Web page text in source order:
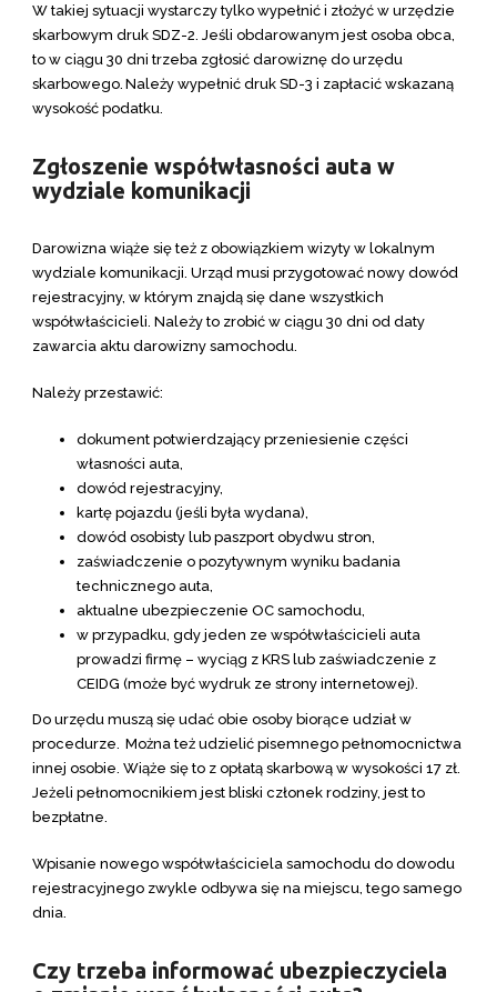
W takiej sytuacji wystarczy tylko wypełnić i złożyć w urzędzie
skarbowym druk SDZ-2. Jeśli obdarowanym jest osoba obca,
to w ciągu 30 dni trzeba zgłosić darowiznę do urzędu
skarbowego. Należy wypełnić druk SD-3 i zapłacić wskazaną
wysokość podatku.
Zgłoszenie współwłasności auta w
wydziale komunikacji
Darowizna wiąże się też z obowiązkiem wizyty w lokalnym
wydziale komunikacji. Urząd musi przygotować nowy dowód
rejestracyjny, w którym znajdą się dane wszystkich
współwłaścicieli. Należy to zrobić w ciągu 30 dni od daty
zawarcia aktu darowizny samochodu.
Należy przestawić:
dokument potwierdzający przeniesienie części
własności auta,
dowód rejestracyjny,
kartę pojazdu (jeśli była wydana),
dowód osobisty lub paszport obydwu stron,
zaświadczenie o pozytywnym wyniku badania
technicznego auta,
aktualne ubezpieczenie OC samochodu,
w przypadku, gdy jeden ze współwłaścicieli auta
prowadzi firmę – wyciąg z KRS lub zaświadczenie z
CEIDG (może być wydruk ze strony internetowej).
Do urzędu muszą się udać obie osoby biorące udział w
procedurze. Można też udzielić pisemnego pełnomocnictwa
innej osobie. Wiąże się to z opłatą skarbową w wysokości 17 zł.
Jeżeli pełnomocnikiem jest bliski członek rodziny, jest to
bezpłatne.
Wpisanie nowego współwłaściciela samochodu do dowodu
rejestracyjnego zwykle odbywa się na miejscu, tego samego
dnia.
Czy trzeba informować ubezpieczyciela